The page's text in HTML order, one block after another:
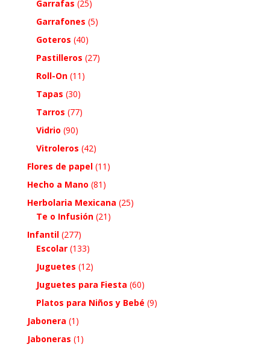
Garrafas (25)
Garrafones (5)
Goteros (40)
Pastilleros (27)
Roll-On (11)
Tapas (30)
Tarros (77)
Vidrio (90)
Vitroleros (42)
Flores de papel (11)
Hecho a Mano (81)
Herbolaria Mexicana (25)
Te o Infusión (21)
Infantil (277)
Escolar (133)
Juguetes (12)
Juguetes para Fiesta (60)
Platos para Niños y Bebé (9)
Jabonera (1)
Jaboneras (1)